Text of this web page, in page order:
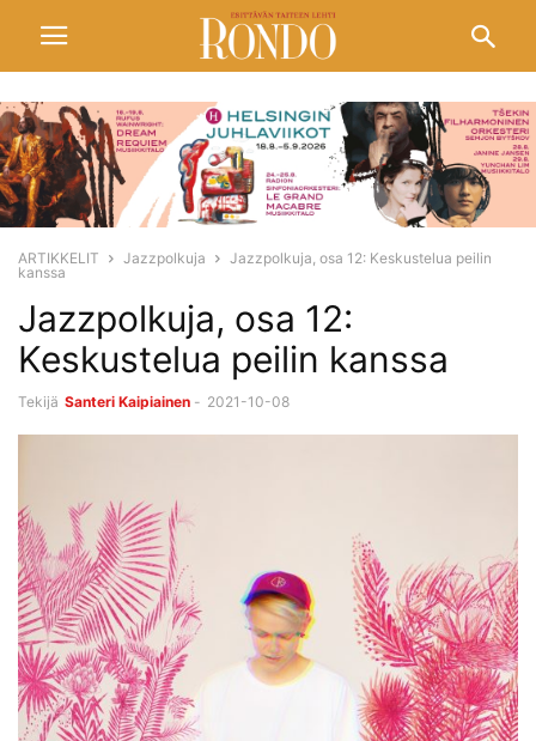
ARTIKKELIT Jazzpolkuja
Jazzpolkuja, osa 12: Keskustelua peilin
kanssa
Jazzpolkuja, osa 12:
Keskustelua peilin kanssa
Tekijä Santeri Kaipiainen - 2021-10-08